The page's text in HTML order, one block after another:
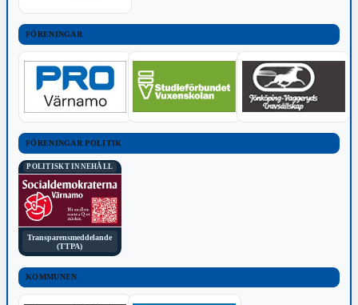
FÖRENINGAR
FÖRENINGAR POLITIK
POLITISKT INNEHÅLL
Transparensmeddelande
(TTPA)
KOMMUNEN